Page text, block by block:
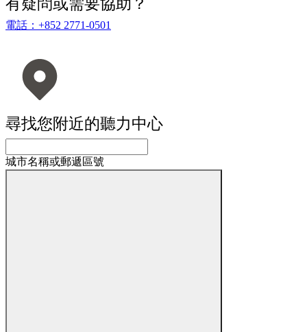
電話：+852 2771-0501
尋找您附近的聽力中心
城市名稱或郵遞區號